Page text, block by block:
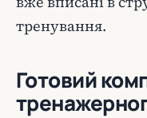
тренування.
Готовий